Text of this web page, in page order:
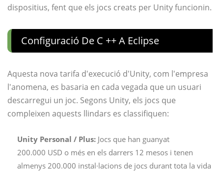
dispositius, fent que els jocs creats per Unity funcionin.
Configuració De C ++ A Eclipse
Aquesta nova tarifa d'execució d'Unity, com l'empresa
l'anomena, es basaria en cada vegada que un usuari
descarregui un joc. Segons Unity, els jocs que
compleixen aquests llindars es classifiquen:
Unity Personal / Plus: Jocs que han guanyat
200.000 USD o més en els darrers 12 mesos i tenen
almenys 200.000 instal·lacions de jocs durant tota la vida